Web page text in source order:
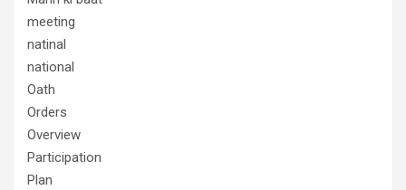
meeting
natinal
national
Oath
Orders
Overview
Participation
Plan